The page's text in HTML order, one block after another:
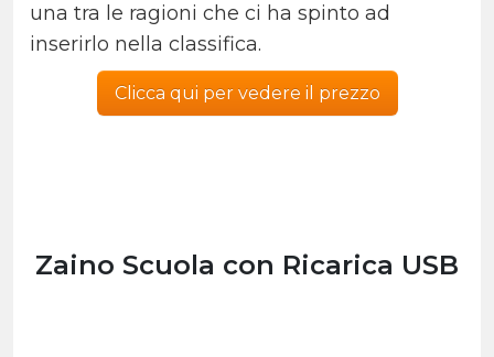
una tra le ragioni che ci ha spinto ad
inserirlo nella classifica.
Clicca qui per vedere il prezzo
Zaino Scuola con Ricarica USB